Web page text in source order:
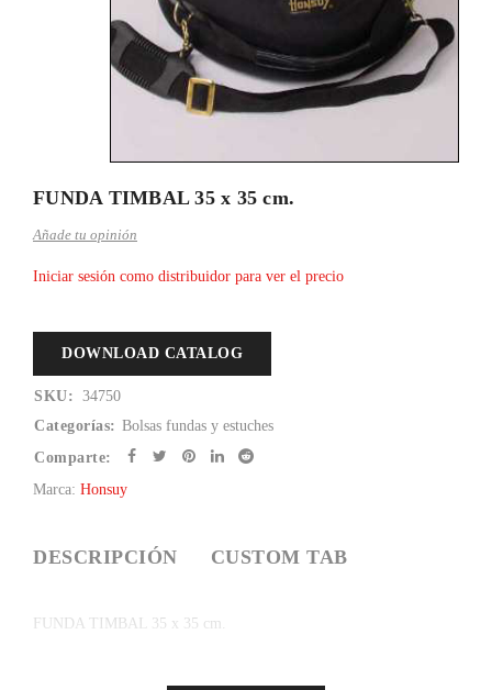
FUNDA TIMBAL 35 x 35 cm.
Añade tu opinión
Iniciar sesión como distribuidor para ver el precio
DOWNLOAD CATALOG
SKU: 34750
Categorías: Bolsas fundas y estuches
Comparte:
Marca: Honsuy
DESCRIPCIÓN CUSTOM TAB
FUNDA TIMBAL 35 x 35 cm.